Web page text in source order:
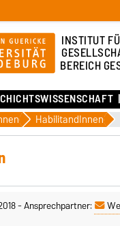
INSTITUT
BEREICH
HabilitandInnen
-Ansprechpartner: